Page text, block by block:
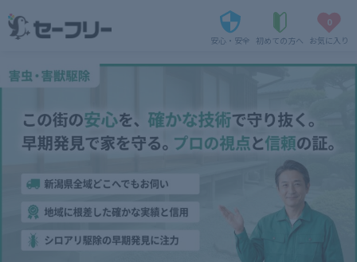
安心・安全 初めての方へ
0
お気に入り